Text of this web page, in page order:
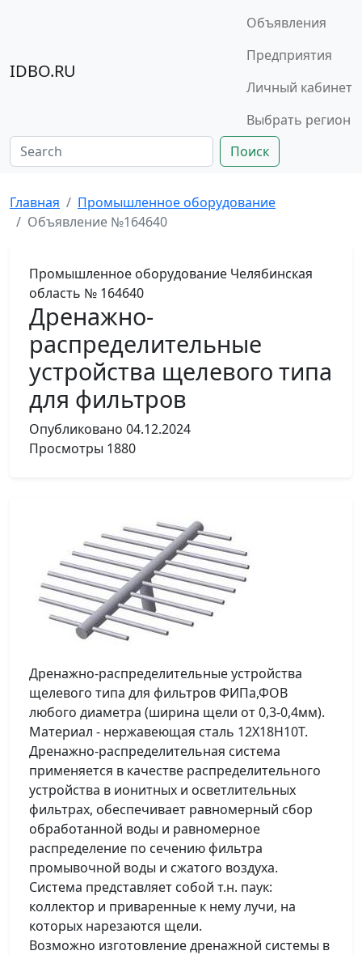
IDBO.RU
Объявления
Предприятия
Личный кабинет
Выбрать регион
Поиск
Главная
Промышленное оборудование
Объявление №164640
Промышленное оборудование Челябинская
область № 164640
Дренажно-
распределительные
устройства щелевого типа
для фильтров
Опубликовано 04.12.2024
Просмотры 1880
Дренажно-распределительные устройства
щелевого типа для фильтров ФИПа,ФОВ
любого диаметра (ширина щели от 0,3-0,4мм).
Материал - нержавеющая сталь 12Х18Н10Т.
Дренажно-распределительная система
применяется в качестве распределительного
устройства в ионитных и осветлительных
фильтрах, обеспечивает равномерный сбор
обработанной воды и равномерное
распределение по сечению фильтра
промывочной воды и сжатого воздуха.
Cистема представляет собой т.н. паук:
коллектор и приваренные к нему лучи, на
которых нарезаются щели.
Возможно изготовление дренажной системы в